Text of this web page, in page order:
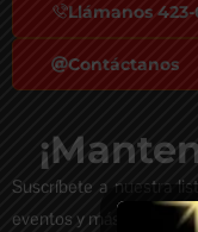
Llámanos 423-
Contáctanos
Suscríbete a nuestra
eventos y más de